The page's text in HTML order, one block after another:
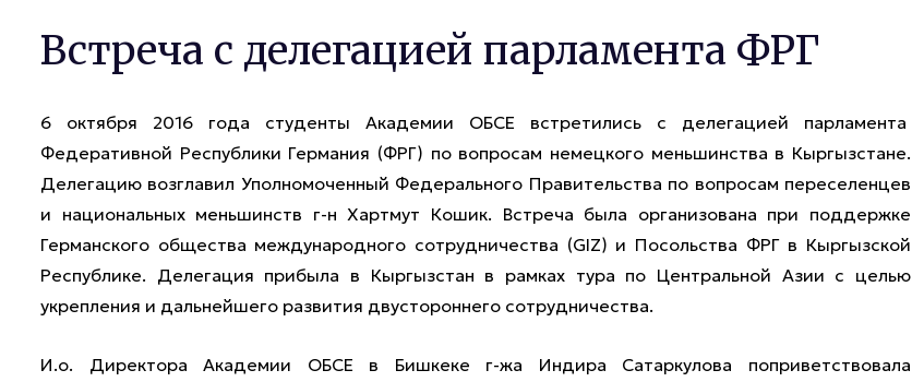
Встреча с делегацией парламента ФРГ
6 октября 2016 года студенты Академии ОБСЕ встретились с делегацией парламента
Федеративной Республики Германия (ФРГ) по вопросам немецкого меньшинства в Кыргызстане.
Делегацию возглавил Уполномоченный Федерального Правительства по вопросам переселенцев
и национальных меньшинств г-н Хартмут Кошик. Встреча была организована при поддержке
Германского общества международного сотрудничества (GIZ) и Посольства ФРГ в Кыргызской
Республике. Делегация прибыла в Кыргызстан в рамках тура по Центральной Азии с целью
укрепления и дальнейшего развития двустороннего сотрудничества.
И.о. Директора Академии ОБСЕ в Бишкеке г-жа Индира Сатаркулова поприветствовала